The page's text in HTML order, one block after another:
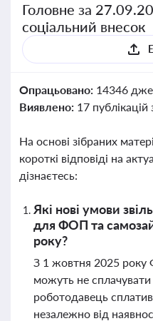
Головне за
соціальний внесок
Опрацьовано: 14346
Виявлено: 17 публікацій
На основі зібраних
короткі відповіді на
дізнаєтесь:
Які нові умови
для ФОП та
року?
З 1 жовтня 2025 року
можуть не
роботодавець
незалежно від